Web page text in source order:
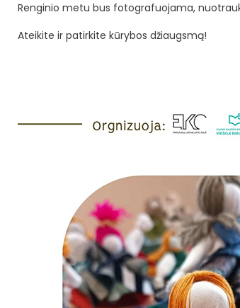
Renginio metu bus fotografuojama,
Ateikite ir patirkite kūrybos džiaugsmą!